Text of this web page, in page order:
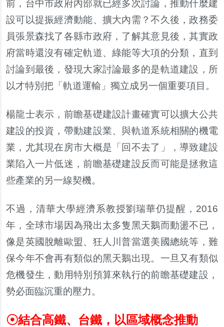
前，台中市政府內部就已經多次討論，推動什麼建
設可以提振經濟動能、擴大內需？不久後，政務委
員張景森找了各縣市政府，了解其意見後，其實政
府當時還沒有確定軌道、綠能等大項的分類，直到
討論到最後，發現大家討論最多的是軌道建設，所
以才特別把「軌道運輸」獨立成另一個重要項目。
楊龍士表示，前瞻基礎建設計畫確實可以擴大公共
建設的投資，帶動建設業、與軌道系統相關的機電
業，尤其現在房市大概是「回不去了」，導致建設
業陷入一片低迷，前瞻基礎建設反而可能是拯救這
些產業的另一線契機。
不過，清華大學經濟系教授劉瑞華仍提醒， 2016
年，全球市場因為飛出太多隻黑天鵝而動盪不已，
像是英國脫離歐盟、狂人川普當選美國總統等，難
保今年不會再有類似的黑天鵝出現。一旦又有類似
危機發生，動用特別預算來執行的前瞻基礎建設，
勢必面臨沉重的壓力。
☉結合高鐵、台鐵，以區域概念推動